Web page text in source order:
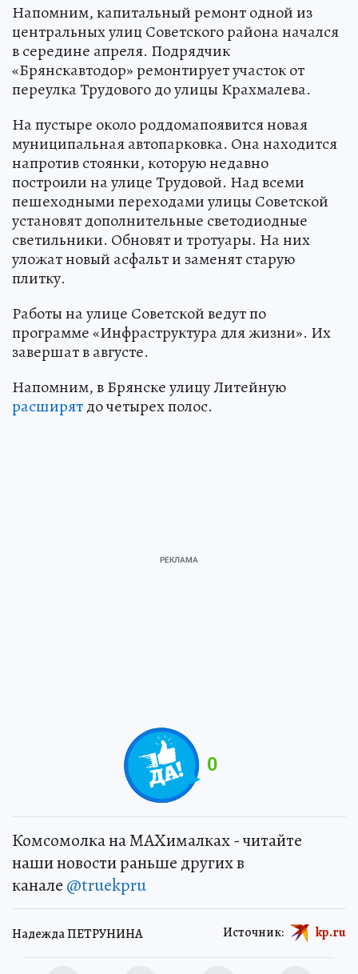
Напомним, капитальный ремонт одной из
центральных улиц Советского района начался
в середине апреля. Подрядчик
«Брянскавтодор» ремонтирует участок от
переулка Трудового до улицы Крахмалева.
На пустыре около роддомапоявится новая
муниципальная автопарковка. Она находится
напротив стоянки, которую недавно
построили на улице Трудовой. Над всеми
пешеходными переходами улицы Советской
установят дополнительные светодиодные
светильники. Обновят и тротуары. На них
уложат новый асфальт и заменят старую
плитку.
Работы на улице Советской ведут по
программе «Инфраструктура для жизни». Их
завершат в августе.
Напомним, в Брянске улицу Литейную
расширятдо четырех полос.
0
Комсомолка на MAXималках - читайте
наши новости раньше других в
канале @truekpru
Надежда ПЕТРУНИНА Источник: kp.ru